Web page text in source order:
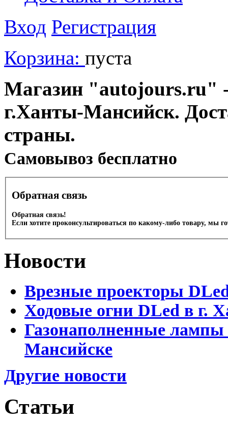
Вход Регистрация
Корзина: пуста
Магазин "autojours.ru" -
г.Ханты-Мансийск.
страны.
Cамовывоз бесплатно
Обратная связь
Обратная связь!
Если хотите проконсультироваться по какому-либо товару, мы
Новости
Врезные проекторы
Ходовые огни DLed в г.
Газонаполненные
Мансийске
Другие новости
Статьи